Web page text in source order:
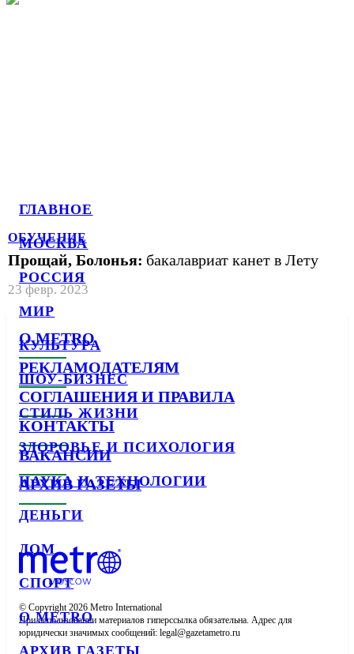
ГЛАВНОЕ
МОСКВА
РОССИЯ
МИР
КУЛЬТУРА
ШОУ-БИЗНЕС
СТИЛЬ ЖИЗНИ
ЗДОРОВЬЕ И ПСИХОЛОГИЯ
НАУКА И ТЕХНОЛОГИИ
ДЕНЬГИ
ДОМ
СПОРТ
О METRO
АРХИВ ГАЗЕТЫ
ОБУЧЕНИЕ
Прощай, Болонья: бакалавриат канет в Лету
23 февр. 2023
О METRO
РЕКЛАМОДАТЕЛЯМ
СОГЛАШЕНИЯ И ПРАВИЛА
КОНТАКТЫ
ВАКАНСИИ
АРХИВ ГАЗЕТЫ
© Copyright 2026 Metro International
При использовании материалов гиперссылка обязательна. Адрес для
юридически значимых сообщений: